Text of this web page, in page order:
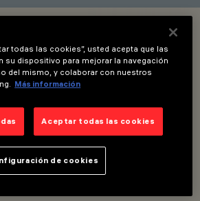
DE LOS PRODUCTOS
A) con preinstalación para
luminosos.
todas las cookies”, usted acepta que las
su dispositivo para mejorar la navegación
del mismo, y colaborar con nuestros
Más información
Aceptar todas las cookies
de cookies